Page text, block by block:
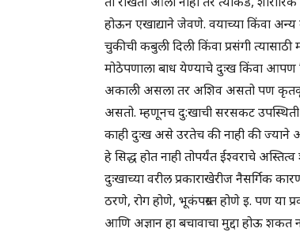
होऊन एखाद्याने जेवणे. वयाच्या किंवा अन्य
चुकीची कबुली दिली किंवा प्रसंगी
मोठेपणाला बाध येण्याचे दुःख किंवा
अकाली असला तर अशिव असतो पण
असतो. म्हणूनच दु:खाची सरसकट उपस्थिती
काही दुःख असे उरतेच की नाही की ज्याने
हे सिद्ध होत नाही तोपर्यंत ईश्वराचे
दुःखाच्या वरील प्रकाराखेरीज नैसर्गिक
ठरणे, रोग होणे, भूकंपग्रस्त होणे इ. पण या
आणि अज्ञान हा बचावाचा मुद्दा होऊ शकत